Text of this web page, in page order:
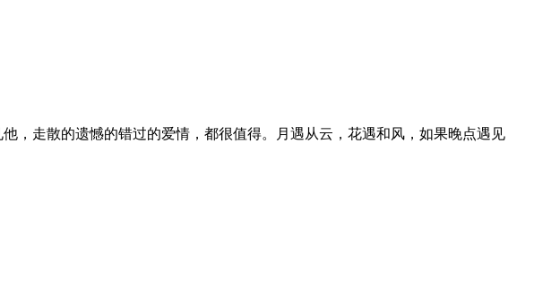
，走散的遗憾的错过的爱情，都很值得。月遇从云，花遇和风，如果晚点遇见